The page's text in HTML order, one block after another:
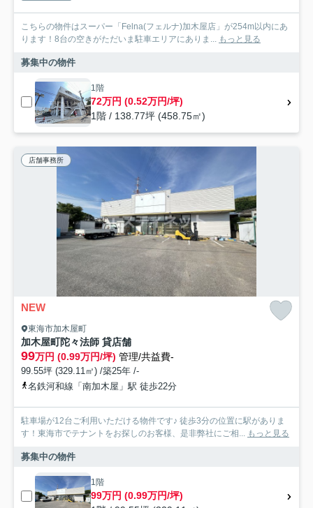
こちらの物件はスーパー「Felna(フェルナ)加木屋店」が254m以内にあ
ります！8台の空きがただいま駐車エリアにありま...
もっと見る
募集中の物件
1階
72万円 (0.52万円/坪)
1階 / 138.77坪 (458.75㎡)
店舗事務所
NEW
東海市加木屋町
加木屋町陀々法師 貸店舗
99万円 (0.99万円/坪) 管理/共益費-
99.55坪 (329.11㎡) /築25年 /-
名鉄河和線「南加木屋」駅 徒歩22分
駐車場が12台ご利用いただける物件です♪ 徒歩3分の位置に駅がありま
す！東海市でテナントをお探しのお客様、是非弊社にご相...
もっと見る
募集中の物件
1階
99万円 (0.99万円/坪)